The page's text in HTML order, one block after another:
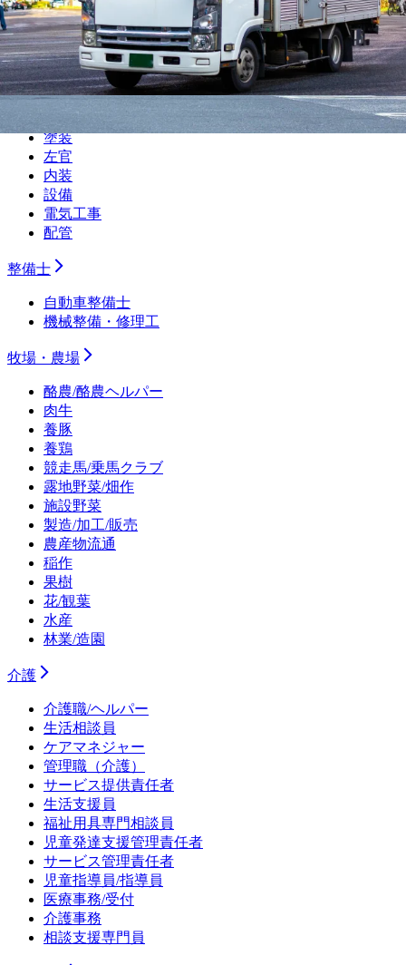
職人
大工
鳶
建設
解体
塗装
左官
内装
設備
電気工事
配管
整備士
自動車整備士
機械整備・修理工
牧場・農場
酪農/酪農ヘルパー
肉牛
養豚
養鶏
競走馬/乗馬クラブ
露地野菜/畑作
施設野菜
製造/加工/販売
農産物流通
稲作
果樹
花/観葉
水産
林業/造園
介護
介護職/ヘルパー
生活相談員
ケアマネジャー
管理職（介護）
サービス提供責任者
生活支援員
福祉用具専門相談員
児童発達支援管理責任者
サービス管理責任者
児童指導員/指導員
医療事務/受付
介護事務
相談支援専門員